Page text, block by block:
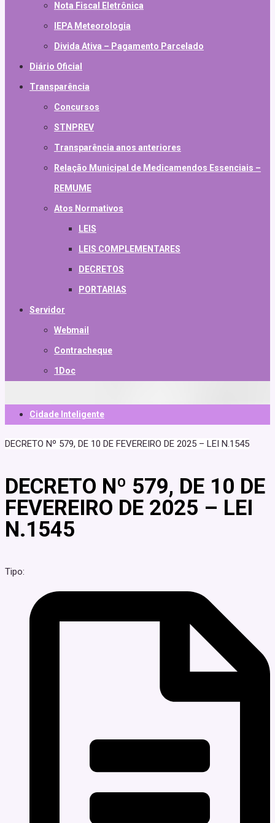
Nota Fiscal Eletrônica
IEPA Meteorologia
Divida Ativa – Pagamento Parcelado
Diário Oficial
Transparência
Concursos
STNPREV
Transparência anos anteriores
Relação Municipal de Medicamendos Essenciais –
REMUME
Atos Normativos
LEIS
LEIS COMPLEMENTARES
DECRETOS
PORTARIAS
Servidor
Webmail
Contracheque
1Doc
Cidade Inteligente
DECRETO Nº 579, DE 10 DE FEVEREIRO DE 2025 – LEI N.1545
DECRETO Nº 579, DE 10 DE
FEVEREIRO DE 2025 – LEI
N.1545
Tipo: